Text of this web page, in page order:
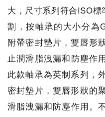
大，尺寸系列符合ISO
割，按軸承的大小分
附帶密封墊片，雙唇形
止潤滑脂洩漏和防塵作
此款軸承為英制系列，
密封墊片，雙唇形狀的
滑脂洩漏和防塵作用。